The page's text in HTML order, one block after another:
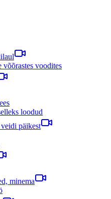
võõrastes voodites
loodud
päikest
minema